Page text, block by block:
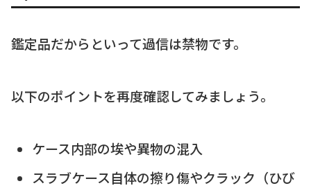
鑑定品だからといって過信は禁物です。
以下のポイントを再度確認してみましょう。
ケース内部の埃や異物の混入
スラブケース自体の擦り傷やクラック（ひび